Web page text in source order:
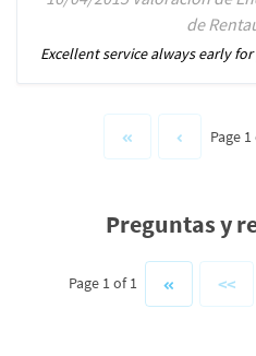
de
Excellent service always early
Page
Preguntas y
Page 1 of 1 <<